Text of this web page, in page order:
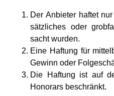
Der Anbie­ter haf­tet
sätz­li­ches oder
sacht wur­den.
Eine Haf­tung für
Gewinn oder
Die Haf­tung ist auf
Hono­rars beschränkt.